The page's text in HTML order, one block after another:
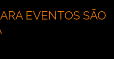
TVS_LOCACAO DE TV
EVENTOS SÃO